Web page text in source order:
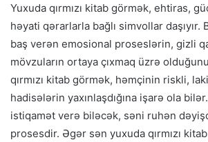
Yuxuda qırmızı kitab görmək, ehtiras,
həyati qərarlarla bağlı simvollar daşıyır.
baş verən emosional proseslərin, gizli
mövzuların ortaya çıxmaq üzrə
qırmızı kitab görmək, həmçinin riskli,
hadisələrin yaxınlaşdığına işarə ola
istiqamət verə biləcək, səni ruhən
prosesdir. Əgər sən yuxuda qırmızı